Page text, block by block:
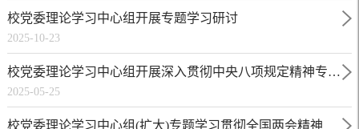
校党委理论学习中心组开展专题学习研讨
2025-10-23
校党委理论学习中心组开展深入贯彻中央八项规定精神专题
学习研讨
2025-05-25
校党委理论学习中心组(扩大)专题学习贯彻全国两会精神